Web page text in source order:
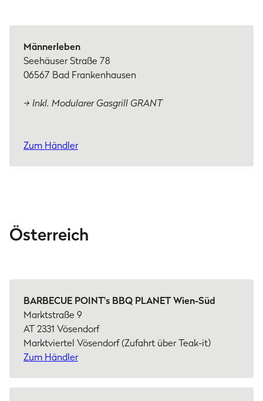
Männerleben
Seehäuser Straße 78
06567 Bad Frankenhausen
→ Inkl. Modularer Gasgrill GRANT
Zum Händler
Österreich
BARBECUE POINT's BBQ PLANET Wien-Süd
Marktstraße 9
AT 2331 Vösendorf
Marktviertel Vösendorf (Zufahrt über Teak-it)
Zum Händler